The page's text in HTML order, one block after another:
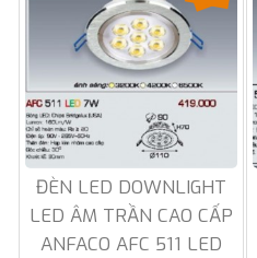
ĐÈN LED DOWNLIGHT
LED ÂM TRẦN CAO CẤP
ANFACO AFC 511 LED